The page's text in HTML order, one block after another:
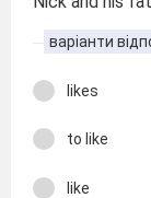
варіанти
likes
to like
like